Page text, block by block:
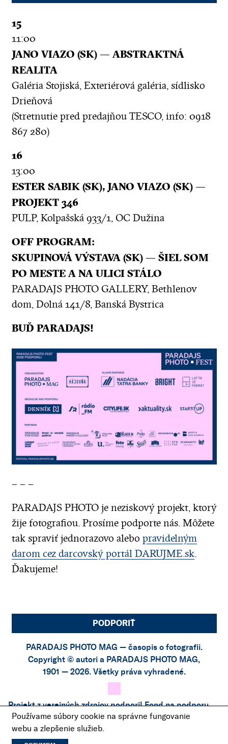
15
11:00
JANO VIAZO (SK) — ABSTRAKTNÁ
REALITA
Galéria Stojiská, Exteriérová galéria, sídlisko
Drieňová
(Stretnutie pred predajňou TESCO, info: 0918
867 280)
16
13:00
ESTER SABIK (SK), JANO VIAZO (SK) —
PROJEKT 346
PULP, Kolpašská 933/1, OC Dužina
OFF PROGRAM:
SKUPINOVÁ VÝSTAVA (SK) — ŠIEL SOM
PO MESTE A NA ULICI STÁLO
PARADAJS PHOTO GALLERY, Bethlenov
dom, Dolná 141/8, Banská Bystrica
BUĎ PARADAJS!
– – –
PARADAJS PHOTO je neziskový projekt, ktorý
žije fotografiou. Prosíme podporte nás. Môžete
tak spraviť jednorazovo alebo pravidelným
darom cez darcovský portál DARUJME.sk.
Ďakujeme!
PODPORIŤ
PARADAJS PHOTO MAG — časopis o fotografii.
Copyright © autori a PARADAJS PHOTO MAG,
1901 — 2026. Všetky práva vyhradené.
Projekt z verejných zdrojov podporilFond na podporu
umenia.
Projekt bol podporený finančným príspevkom z
Používame súbory cookie na správne fungovanie
webu a zlepšenie služieb.